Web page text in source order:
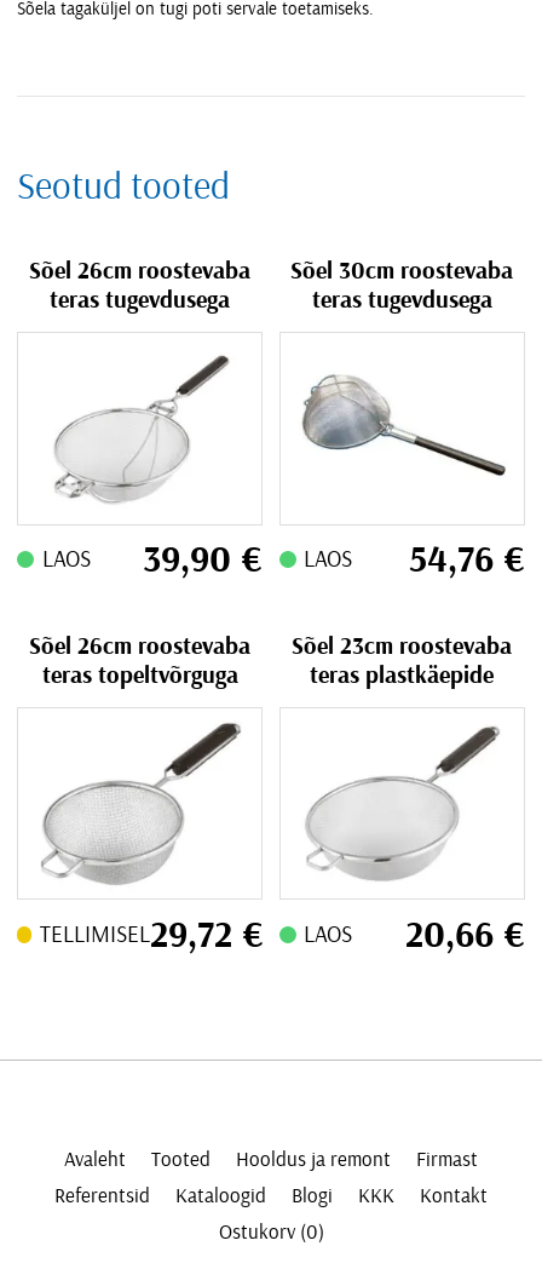
Sõela tagaküljel on tugi poti servale toetamiseks.
Seotud tooted
Sõel 26cm roostevaba
teras tugevdusega
LAOS 39,90 €
Sõel 30cm roostevaba
teras tugevdusega
LAOS 54,76 €
Sõel 26cm roostevaba
teras topeltvõrguga
TELLIMISEL29,72 €
Sõel 23cm roostevaba
teras plastkäepide
LAOS 20,66 €
Avaleht Tooted Hooldus ja remont
Firmast
Referentsid
Kataloogid Blogi KKK
Kontakt
Ostukorv (0)